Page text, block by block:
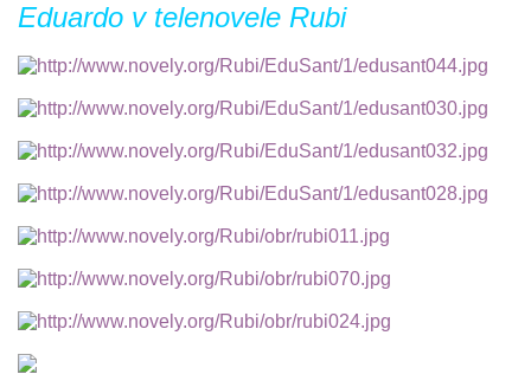
Eduardo v telenovele Rubi